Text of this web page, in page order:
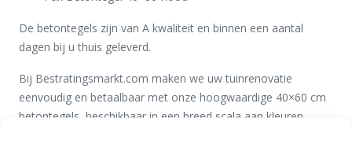
De betontegels zijn van A kwaliteit en binnen een aantal
dagen bij u thuis geleverd.
Bij Bestratingsmarkt.com maken we uw tuinrenovatie
eenvoudig en betaalbaar met onze hoogwaardige 40×60 cm
betontegels, beschikbaar in een breed scala aan kleuren.